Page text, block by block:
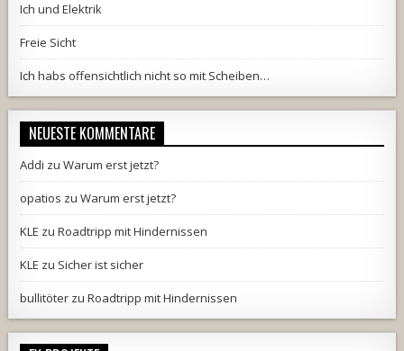
Ich und Elektrik
Freie Sicht
Ich habs offensichtlich nicht so mit Scheiben…
NEUESTE KOMMENTARE
Addi zuWarum erst jetzt?
opatios zuWarum erst jetzt?
KLE zuRoadtripp mit Hindernissen
KLE zu Sicher ist sicher
bullitöter zuRoadtripp mit Hindernissen